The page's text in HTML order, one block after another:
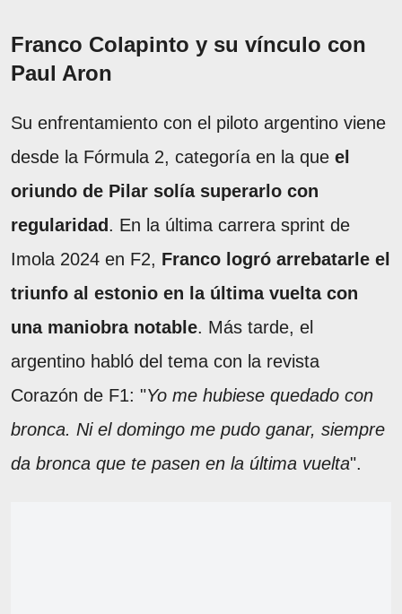
Franco Colapinto y su vínculo con
Paul Aron
Su enfrentamiento con el piloto argentino viene
desde la Fórmula 2, categoría en la que el
oriundo de Pilar solía superarlo con
regularidad . En la última carrera sprint de
Imola 2024 en F2, Franco logró arrebatarle el
triunfo al estonio en la última vuelta con
una maniobra notable. Más tarde, el
argentino habló del tema con la revista
Corazón de F1: "Yo me hubiese quedado con
bronca. Ni el domingo me pudo ganar, siempre
da bronca que te pasen en la última vuelta".